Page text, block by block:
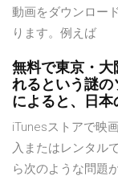
動画をダウンロー
ります。例えば
無料で東京・大
れるという謎
によると、日
iTunesストアで映
入またはレンタル
ら次のような問題